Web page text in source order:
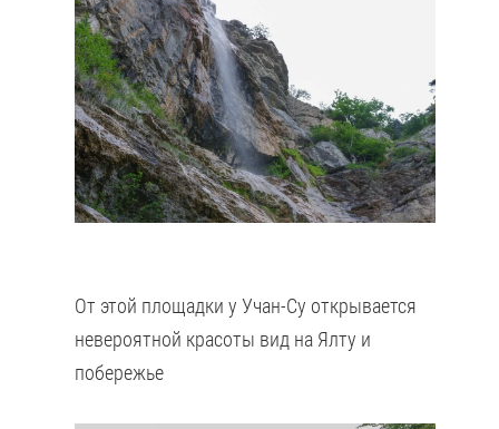
От этой площадки у Учан-Су открывается
невероятной красоты вид на Ялту и
побережье